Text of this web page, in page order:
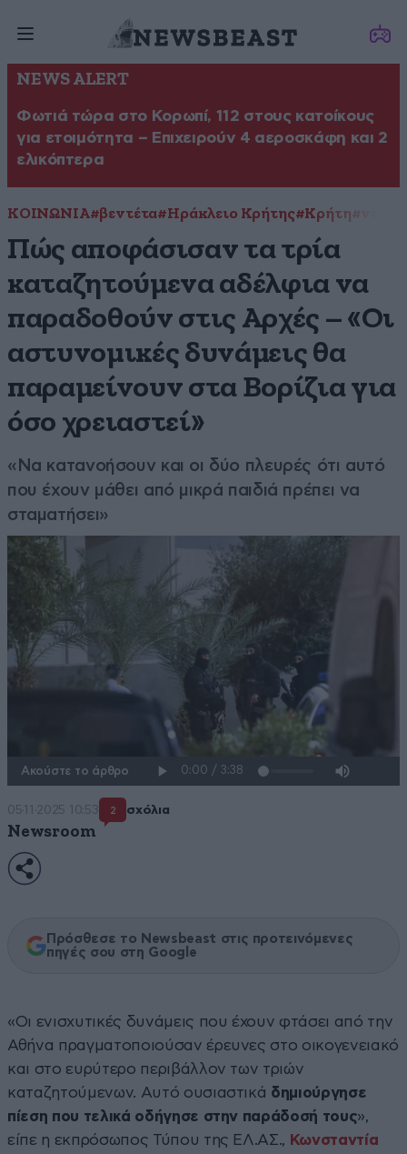
NEWS ALERT
Φωτιά τώρα στο Κορωπί, 112 στους κατοίκους
για ετοιμότητα – Επιχειρούν 4 αεροσκάφη και 2
ελικόπτερα
ΚΟΙΝΩΝΙΑ#βεντέτα#Ηράκλειο Κρήτης#Κρήτη
Πώς αποφάσισαν τα τρία
καταζητούμενα αδέλφια να
παραδοθούν στις Αρχές – «Οι
αστυνομικές δυνάμεις θα
παραμείνουν στα Βορίζια για
όσο χρειαστεί»
«Να κατανοήσουν και οι δύο πλευρές ότι αυτό
που έχουν μάθει από μικρά παιδιά πρέπει να
σταματήσει»
Ακούστε το άρθρο
05·11·2025 10:53 2 σχόλια
Newsroom
Πρόσθεσε το Newsbeast στις προτεινόμενες
πηγές σου στη Google
«Οι ενισχυτικές δυνάμεις που έχουν φτάσει από την
Αθήνα πραγματοποιούσαν έρευνες στο οικογενειακό
και στο ευρύτερο περιβάλλον των τριών
καταζητούμενων. Αυτό ουσιαστικά δημιούργησε
πίεση που τελικά οδήγησε στην παράδοσή τους»,
είπε η εκπρόσωπος Τύπου της ΕΛ.ΑΣ., Κωνσταντία